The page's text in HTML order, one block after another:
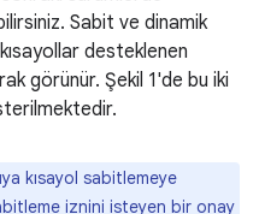
Sabit ve dinamik
desteklenen
görünür. Şekil 1'de bu iki
kısayol sabitlemeye
iznini isteyen bir onay